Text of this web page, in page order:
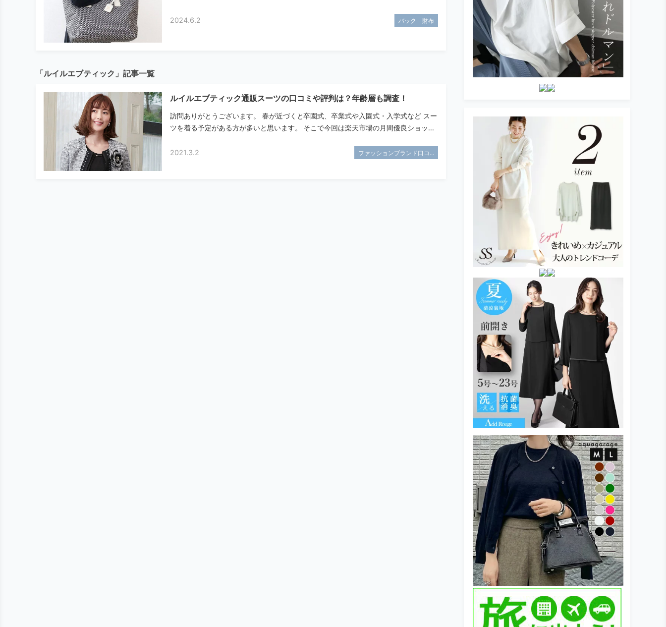
2024.6.2 バック 財布
「ルイルエブティック」記事一覧
ルイルエブティック通販スーツの口コミや評判は？年齢層も調査！
訪問ありがとうございます。 春が近づくと卒園式、卒業式や入園式・入学式など スー
ツを着る予定がある方が多いと思います。 そこで今回は楽天市場の月間優良ショッ...
2021.3.2 ファッションブランド口コ...